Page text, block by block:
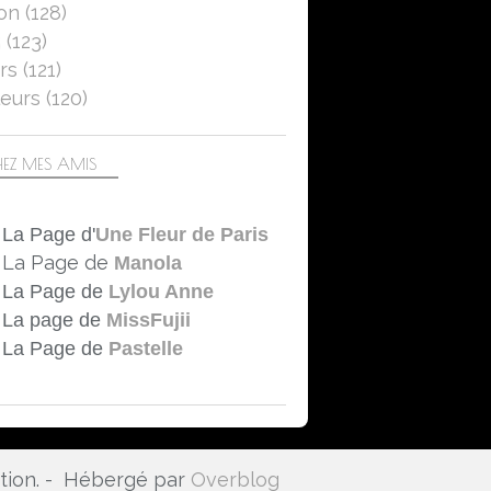
(128)
(123)
(121)
(120)
MES AMIS
La Page d'Une Fleur de Paris
La Page de Manola
La Page de Lylou Anne
La page de MissFujii
La Page de Pastelle
- Hébergé par Overblog